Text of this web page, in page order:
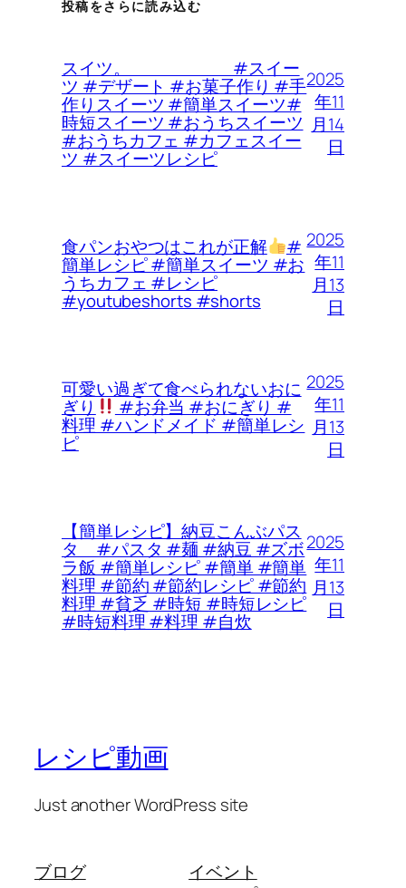
投稿をさらに読み込む
スイツ。 #スイー
ツ #デザート #お菓子作り #手
作りスイーツ #簡単スイーツ#
時短スイーツ #おうちスイーツ
#おうちカフェ #カフェスイー
ツ #スイーツレシピ
2025
年11
月14
日
食パンおやつはこれが正解 #
簡単レシピ #簡単スイーツ #お
うちカフェ #レシピ
#youtubeshorts #shorts
2025
年11
月13
日
可愛い過ぎて食べられないおに
ぎり #お弁当 #おにぎり #
料理 #ハンドメイド #簡単レシ
ピ
2025
年11
月13
日
【簡単レシピ】納豆こんぶパス
タ #パスタ #麺 #納豆 #ズボ
ラ飯 #簡単レシピ #簡単 #簡単
料理 #節約 #節約レシピ #節約
料理 #貧乏 #時短 #時短レシピ
#時短料理 #料理 #自炊
2025
年11
月13
日
レシピ動画
Just another WordPress site
ブログ
イベント